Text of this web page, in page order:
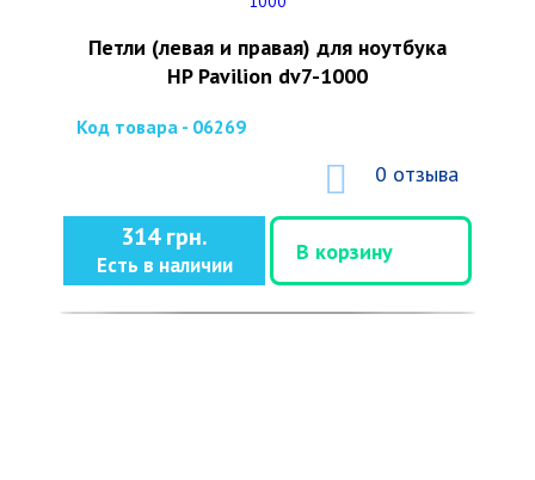
Петли (левая и правая) для ноутбука
HP Pavilion dv7-1000
Код товара - 06269
0 отзыва
314 грн.
Есть в наличии
В корзину